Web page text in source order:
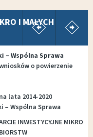
I MAŁYCH
– Wspólna Sprawa
o powierzenie
lata 2014-2020
– Wspólna Sprawa
INWESTYCYJNE MIKRO